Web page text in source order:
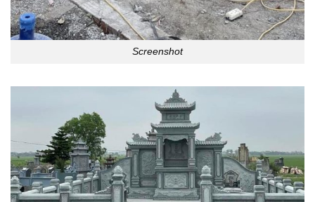
Screenshot